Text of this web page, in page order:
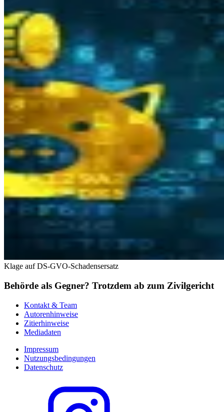
Klage auf DS-GVO-Schadensersatz
Behörde als Gegner? Trotzdem ab zum Zivilgericht
Kontakt & Team
Autorenhinweise
Zitierhinweise
Mediadaten
Impressum
Nutzungsbedingungen
Datenschutz